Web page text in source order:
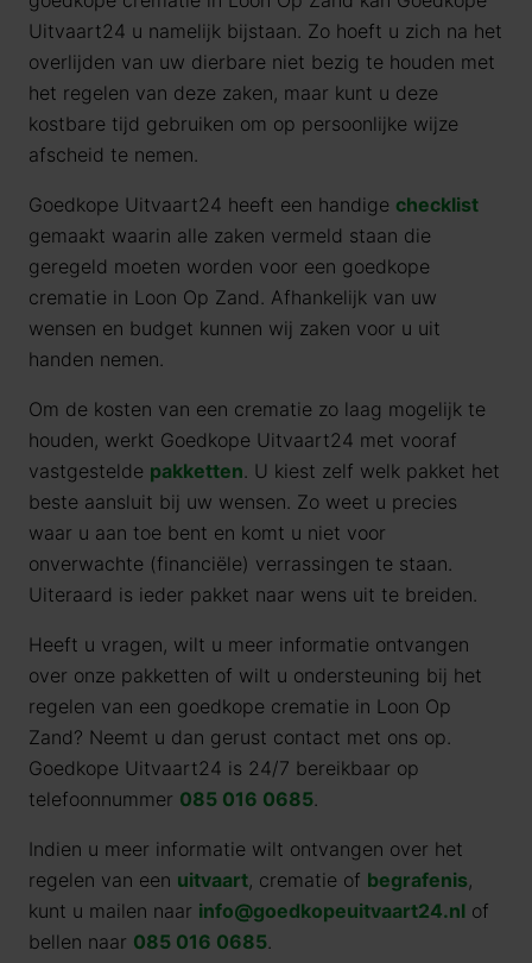
Uitvaart24 u namelijk bijstaan. Zo hoeft u zich na het
overlijden van uw dierbare niet bezig te houden met
het regelen van deze zaken, maar kunt u deze
kostbare tijd gebruiken om op persoonlijke wijze
afscheid te nemen.
Goedkope Uitvaart24 heeft een handige checklist
gemaakt waarin alle zaken vermeld staan die
geregeld moeten worden voor een goedkope
crematie in Loon Op Zand. Afhankelijk van uw
wensen en budget kunnen wij zaken voor u uit
handen nemen.
Om de kosten van een crematie zo laag mogelijk te
houden, werkt Goedkope Uitvaart24 met vooraf
vastgestelde pakketten. U kiest zelf welk pakket het
beste aansluit bij uw wensen. Zo weet u precies
waar u aan toe bent en komt u niet voor
onverwachte (financiële) verrassingen te staan.
Uiteraard is ieder pakket naar wens uit te breiden.
Heeft u vragen, wilt u meer informatie ontvangen
over onze pakketten of wilt u ondersteuning bij het
regelen van een goedkope crematie in Loon Op
Zand? Neemt u dan gerust contact met ons op.
Goedkope Uitvaart24 is 24/7 bereikbaar op
telefoonnummer 085 016 0685.
Indien u meer informatie wilt ontvangen over het
regelen van een uitvaart, crematie of begrafenis,
kunt u mailen naar info@goedkopeuitvaart24.nl of
bellen naar 085 016 0685.